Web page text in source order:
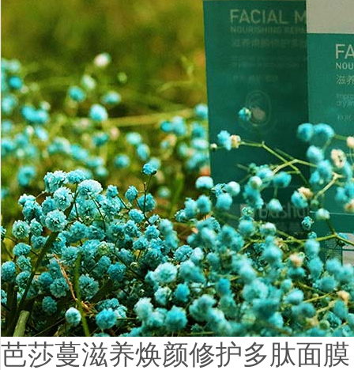
芭莎蔓滋养焕颜修护多肽面膜